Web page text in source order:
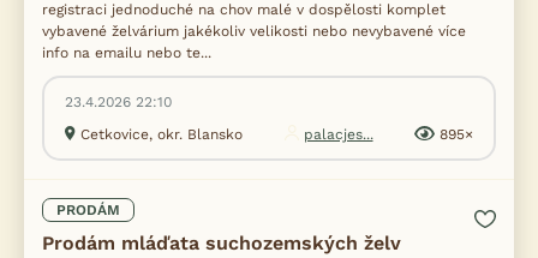
registraci jednoduché na chov malé v dospělosti komplet
vybavené želvárium jakékoliv velikosti nebo nevybavené více
info na emailu nebo te...
23.4.2026 22:10
Cetkovice, okr. Blansko
palacjes... 895×
PRODÁM
Prodám mláďata suchozemských želv